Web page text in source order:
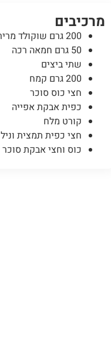
מרכיבים
200 גרם שוקולד מריר
50 גרם חמאה רכה
שתי ביצים
200 גרם קמח
חצי כוס סוכר
כפית אבקת אפייה
קורט מלח
חצי כפית תמצית וניל
כוס וחצי אבקת סוכר